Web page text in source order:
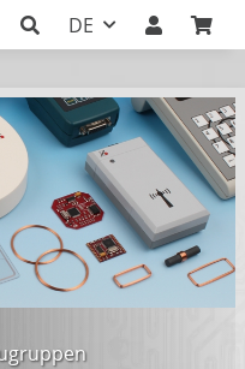
DE